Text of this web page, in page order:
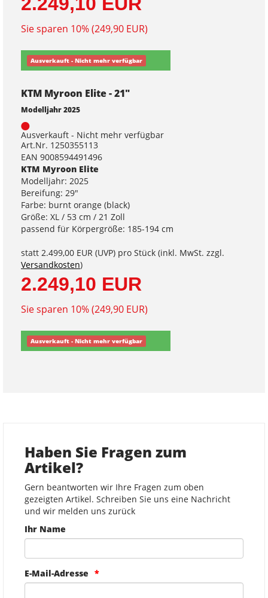
Sie sparen 10% (249,90 EUR)
Ausverkauft - Nicht mehr verfügbar
KTM Myroon Elite - 21"
Modelljahr 2025
Ausverkauft - Nicht mehr verfügbar
Art.Nr. 1250355113
EAN 9008594491496
KTM Myroon Elite
Modelljahr: 2025
Bereifung: 29"
Farbe: burnt orange (black)
Größe: XL / 53 cm / 21 Zoll
passend für Körpergröße: 185-194 cm
statt 2.499,00 EUR (UVP) pro Stück (inkl. MwSt. zzgl.
Versandkosten)
2.249,10 EUR
Sie sparen 10% (249,90 EUR)
Ausverkauft - Nicht mehr verfügbar
Haben Sie Fragen zum
Artikel?
Gern beantworten wir Ihre Fragen zum oben
gezeigten Artikel. Schreiben Sie uns eine Nachricht
und wir melden uns zurück
Ihr Name
E-Mail-Adresse